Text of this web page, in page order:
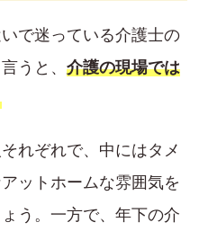
で迷っている介護士の
うと、 介護の現場では
れぞれで、中にはタメ
ットホームな雰囲気を
う。一方で、年下の介